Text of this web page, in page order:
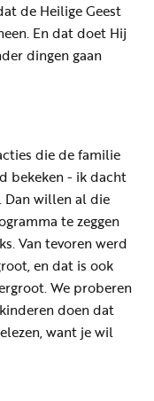
de Heilige Geest
En dat doet Hij
dingen gaan
die de familie
bekeken - ik dacht
Dan willen al die
te zeggen
Van tevoren werd
en dat is ook
We proberen
doen dat
want je wil